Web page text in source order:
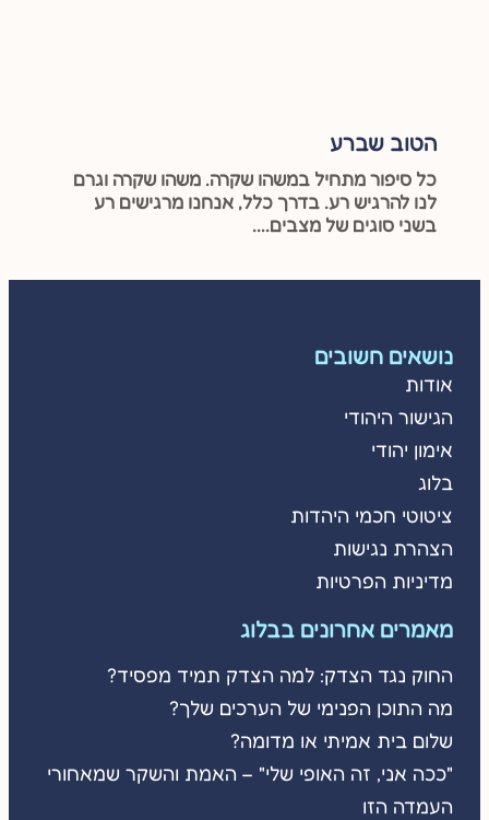
הטוב שברע
כל סיפור מתחיל במשהו שקרה. משהו שקרה וגרם
לנו להרגיש רע. בדרך כלל, אנחנו מרגישים רע
בשני סוגים של מצבים....
נושאים חשובים
אודות
הגישור היהודי
אימון יהודי
בלוג
ציטוטי חכמי היהדות
הצהרת נגישות
מדיניות הפרטיות
מאמרים אחרונים בבלוג
החוק נגד הצדק: למה הצדק תמיד מפסיד?
מה התוכן הפנימי של הערכים שלך?
שלום בית אמיתי או מדומה?
"ככה אני, זה האופי שלי" – האמת והשקר שמאחורי
העמדה הזו